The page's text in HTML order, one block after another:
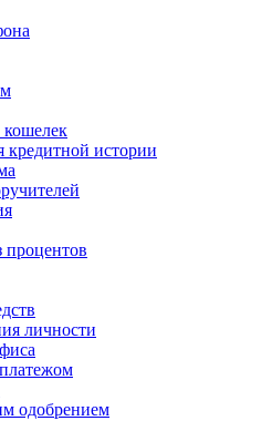
кредитной истории
процентов
личности
одобрением